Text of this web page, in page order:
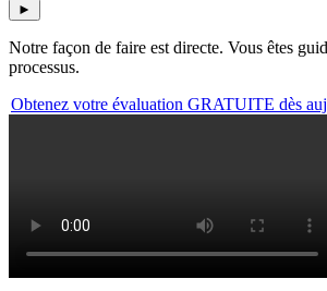
►
Notre façon de faire est directe. Vous êtes
processus.
Obtenez votre évaluation GRATUITE dès